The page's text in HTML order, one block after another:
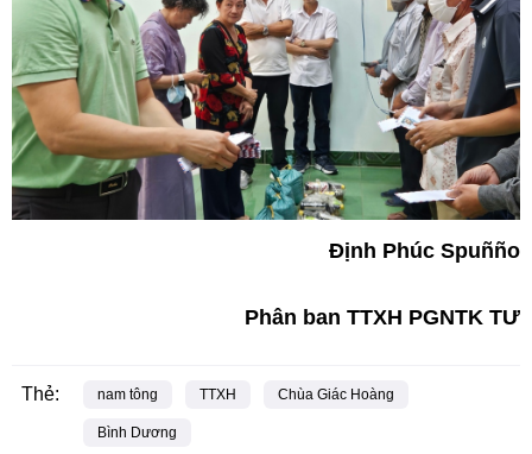
Định Phúc Spuñño
Phân ban TTXH PGNTK TƯ
Thẻ: nam tông TTXH Chùa Giác Hoàng
Bình Dương